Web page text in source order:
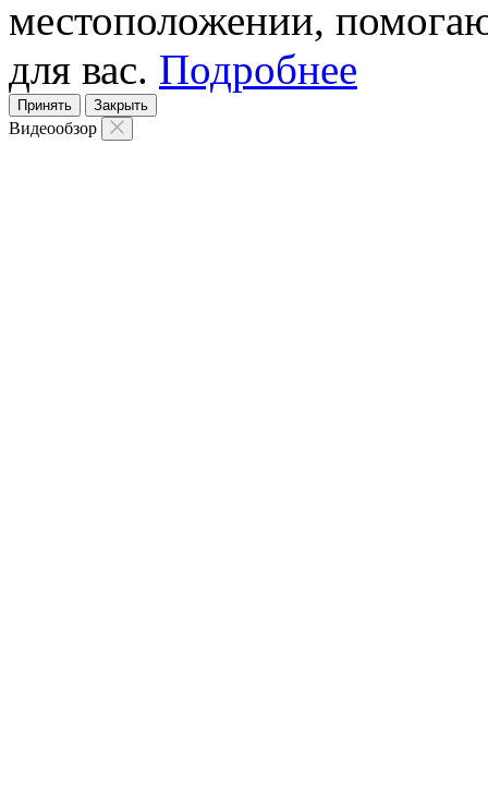
местоположении,
для вас. Подробнее
Принять Закрыть
Видеообзор